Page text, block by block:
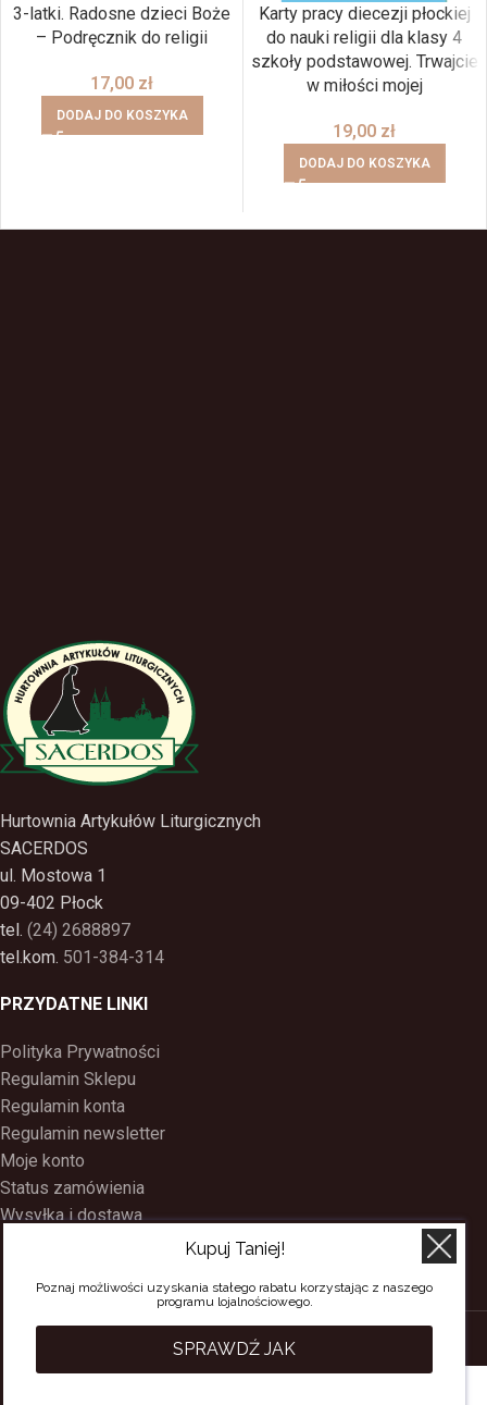
3-latki. Radosne dzieci Boże
– Podręcznik do religii
17,00 zł
DODAJ DO KOSZYKA
Karty pracy diecezji płockiej
do nauki religii dla klasy 4
szkoły podstawowej. Trwajcie
w miłości mojej
19,00 zł
DODAJ DO KOSZYKA
Hurtownia Artykułów Liturgicznych
SACERDOS
ul. Mostowa 1
09-402 Płock
tel. (24) 2688897
tel.kom. 501-384-314
PRZYDATNE LINKI
Polityka Prywatności
Regulamin Sklepu
Regulamin konta
Regulamin newsletter
Moje konto
Status zamówienia
Wysyłka i dostawa
Program Lojalnościowy
SACERDOSCREATED BYBEEON TOP. PREMIUM WEB & E-COMMERCE
SOLUTIONS.
Kupuj Taniej!
Poznaj możliwości uzyskania stałego rabatu korzystając z naszego
programu lojalnościowego.
SPRAWDŹ JAK